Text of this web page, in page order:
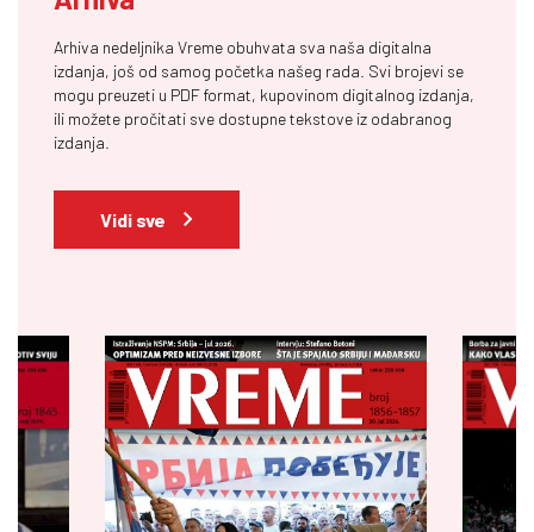
Arhiva nedeljnika Vreme obuhvata sva naša digitalna
izdanja, još od samog početka našeg rada. Svi brojevi se
mogu preuzeti u PDF format, kupovinom digitalnog izdanja,
ili možete pročitati sve dostupne tekstove iz odabranog
izdanja.
Vidi sve